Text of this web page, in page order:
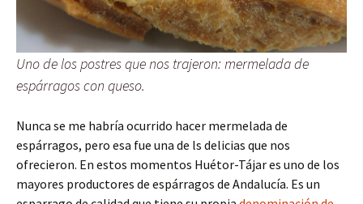
Uno de los postres que nos trajeron: mermelada de
espárragos con queso.
Nunca se me habría ocurrido hacer mermelada de
espárragos, pero esa fue una de ls delicias que nos
ofrecieron. En estos momentos Huétor-Tájar es uno de los
mayores productores de espárragos de Andalucía. Es un